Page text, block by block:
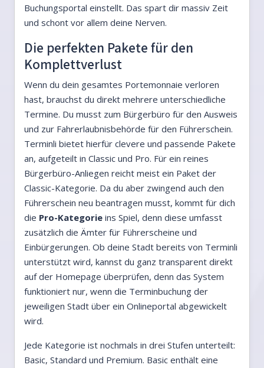
Buchungsportal einstellt. Das spart dir massiv Zeit
und schont vor allem deine Nerven.
Die perfekten Pakete für den
Komplettverlust
Wenn du dein gesamtes Portemonnaie verloren
hast, brauchst du direkt mehrere unterschiedliche
Termine. Du musst zum Bürgerbüro für den Ausweis
und zur Fahrerlaubnisbehörde für den Führerschein.
Terminli bietet hierfür clevere und passende Pakete
an, aufgeteilt in Classic und Pro. Für ein reines
Bürgerbüro-Anliegen reicht meist ein Paket der
Classic-Kategorie. Da du aber zwingend auch den
Führerschein neu beantragen musst, kommt für dich
die Pro-Kategorie ins Spiel, denn diese umfasst
zusätzlich die Ämter für Führerscheine und
Einbürgerungen. Ob deine Stadt bereits von Terminli
unterstützt wird, kannst du ganz transparent direkt
auf der Homepage überprüfen, denn das System
funktioniert nur, wenn die Terminbuchung der
jeweiligen Stadt über ein Onlineportal abgewickelt
wird.
Jede Kategorie ist nochmals in drei Stufen unterteilt:
Basic, Standard und Premium. Basic enthält eine